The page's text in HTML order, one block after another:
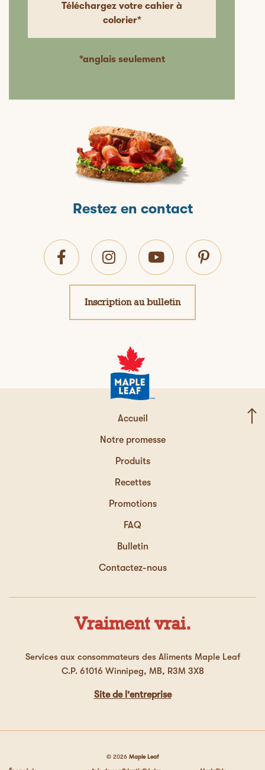
Téléchargez votre cahier à
colorier*
*anglais seulement
Restez en contact
Inscription au bulletin
Accueil
Notre promesse
Produits
Recettes
Promotions
FAQ
Bulletin
Contactez-nous
Services aux consommateurs des Aliments Maple Leaf
C.P. 61016 Winnipeg, MB, R3M 3X8
Vraiment vrai.
Site de l'entreprise
© 2026 Maple Leaf